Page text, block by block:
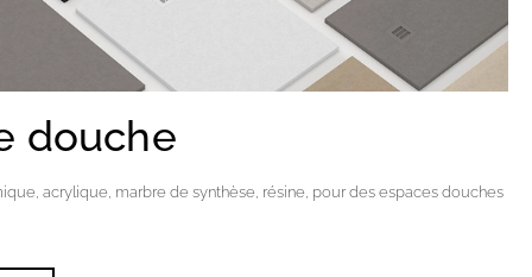
douche
acrylique, marbre de synthèse, résine, pour des espaces douches